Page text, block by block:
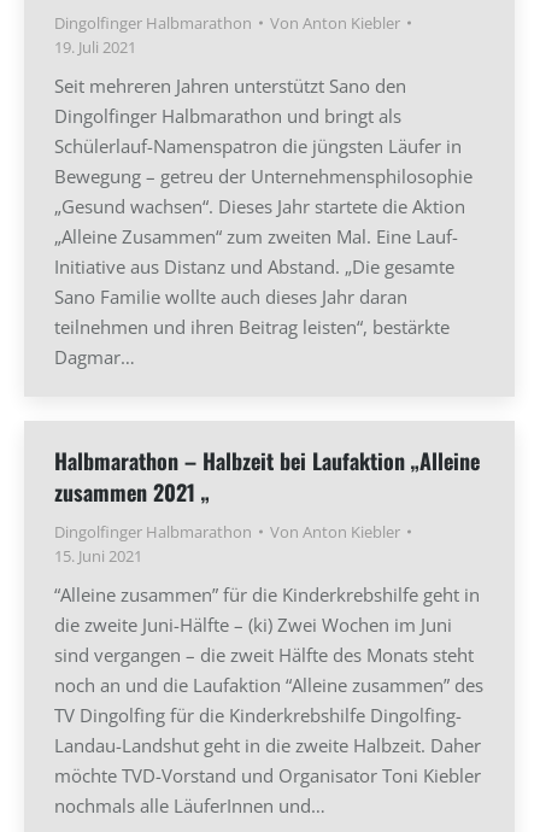
Dingolfinger Halbmarathon Von Anton Kiebler
19. Juli 2021
Seit mehreren Jahren unterstützt Sano den
Dingolfinger Halbmarathon und bringt als
Schülerlauf-Namenspatron die jüngsten Läufer in
Bewegung – getreu der Unternehmensphilosophie
„Gesund wachsen“. Dieses Jahr startete die Aktion
„Alleine Zusammen“ zum zweiten Mal. Eine Lauf-
Initiative aus Distanz und Abstand. „Die gesamte
Sano Familie wollte auch dieses Jahr daran
teilnehmen und ihren Beitrag leisten“, bestärkte
Dagmar…
Halbmarathon – Halbzeit bei Laufaktion „Alleine
zusammen 2021 „
Dingolfinger Halbmarathon Von Anton Kiebler
15. Juni 2021
“Alleine zusammen” für die Kinderkrebshilfe geht in
die zweite Juni-Hälfte – (ki) Zwei Wochen im Juni
sind vergangen – die zweit Hälfte des Monats steht
noch an und die Laufaktion “Alleine zusammen” des
TV Dingolfing für die Kinderkrebshilfe Dingolfing-
Landau-Landshut geht in die zweite Halbzeit. Daher
möchte TVD-Vorstand und Organisator Toni Kiebler
nochmals alle LäuferInnen und…